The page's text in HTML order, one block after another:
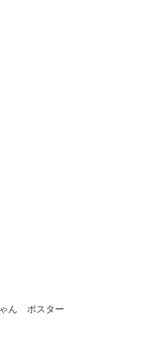
ゃん ポスター